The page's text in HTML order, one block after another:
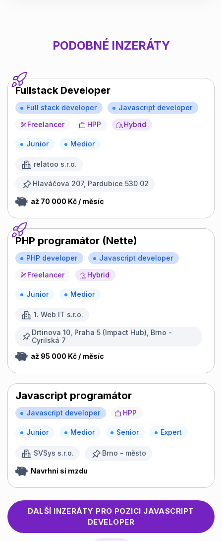
PODOBNÉ INZERÁTY
Fullstack Developer
Full stack developer
Javascript developer
Freelancer
HPP Hybrid
Junior Medior
relatoo s.r.o.
Hlaváčova 207, Pardubice 530 02
až 70 000 Kč / měsíc
PHP programátor (Nette)
PHP developer
Javascript developer
Freelancer
Hybrid
Junior Medior
1. Web IT s.r.o.
Drtinova 10, Praha 5 (Impact Hub), Brno -
Cyrilská 7
až 95 000 Kč / měsíc
Javascript programátor
Javascript developer HPP
Junior Medior Senior Expert
SVSys s.r.o. Brno - město
Navrhni si mzdu
DALŠÍ INZERÁTY PRO POZICI JAVASCRIPT
DEVELOPER